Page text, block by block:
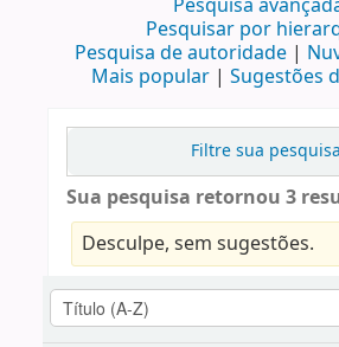
Pesquisar por
Pesquisa de autoridade
Mais popular
Sugestões
Filtre sua pesquisa
Sua pesquisa retornou 3
Desculpe, sem sugestões.